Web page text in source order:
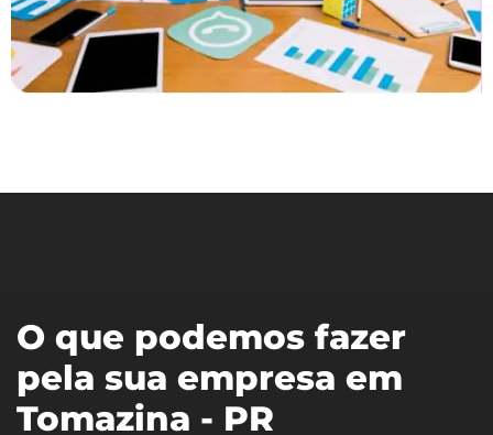
O que podemos fazer
pela sua empresa em
Tomazina - PR